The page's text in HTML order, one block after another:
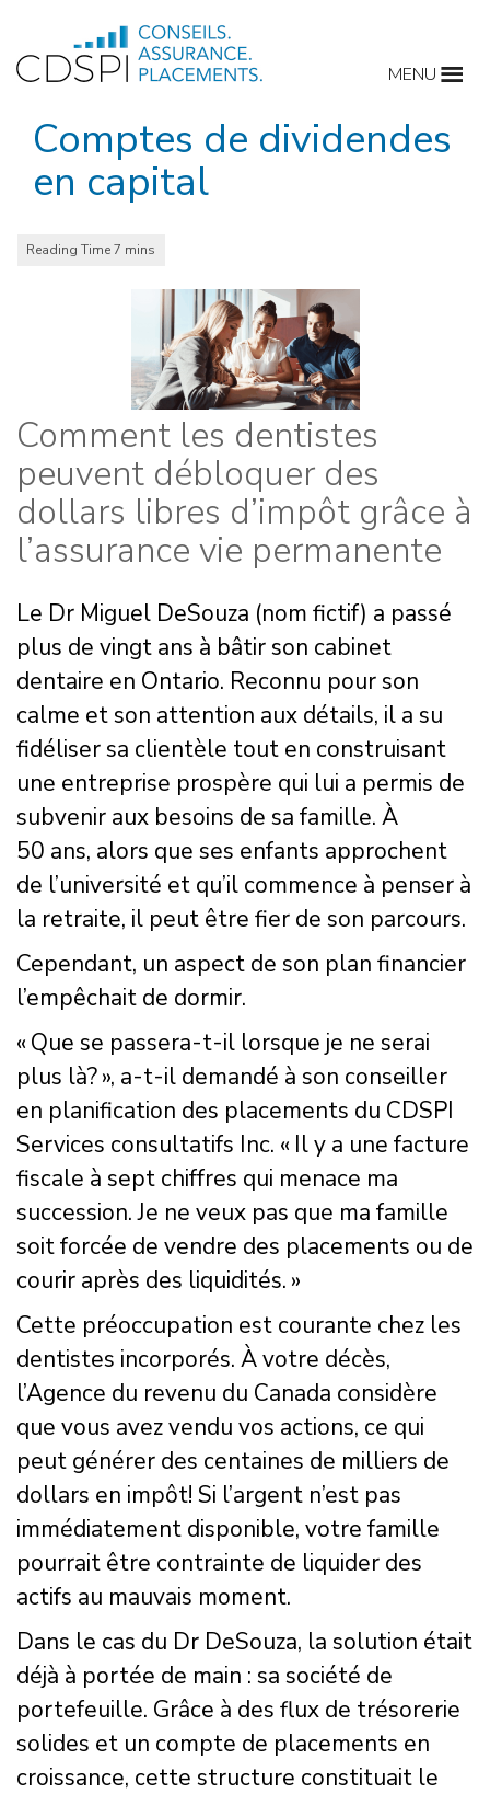
content
MENU
Comptes de dividendes
en capital
Comment les dentistes
peuvent débloquer des
dollars libres d’impôt grâce à
l’assurance vie permanente
Le Dr Miguel DeSouza (nom fictif) a passé
plus de vingt ans à bâtir son cabinet
dentaire en Ontario. Reconnu pour son
calme et son attention aux détails, il a su
fidéliser sa clientèle tout en construisant
une entreprise prospère qui lui a permis de
subvenir aux besoins de sa famille. À
50 ans, alors que ses enfants approchent
de l’université et qu’il commence à penser à
la retraite, il peut être fier de son parcours.
Cependant, un aspect de son plan financier
l’empêchait de dormir.
« Que se passera-t-il lorsque je ne serai
plus là? », a-t-il demandé à son conseiller
en planification des placements du CDSPI
Services consultatifs Inc. « Il y a une facture
fiscale à sept chiffres qui menace ma
succession. Je ne veux pas que ma famille
soit forcée de vendre des placements ou de
courir après des liquidités. »
Cette préoccupation est courante chez les
dentistes incorporés. À votre décès,
l’Agence du revenu du Canada considère
que vous avez vendu vos actions, ce qui
peut générer des centaines de milliers de
dollars en impôt! Si l’argent n’est pas
immédiatement disponible, votre famille
pourrait être contrainte de liquider des
actifs au mauvais moment.
Dans le cas du Dr DeSouza, la solution était
déjà à portée de main : sa société de
portefeuille. Grâce à des flux de trésorerie
solides et un compte de placements en
croissance, cette structure constituait le